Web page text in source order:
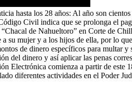
hasta los 28 años: Al año son
Civil indica que se prolonga el
de Nahueltoro” en Corte de
su mujer y a los hijos de ella, por lo
de dinero específicos para multar
del dinero y así aplicar las penas
Electrónica comienza a partir de este
diferentes actividades en el Poder